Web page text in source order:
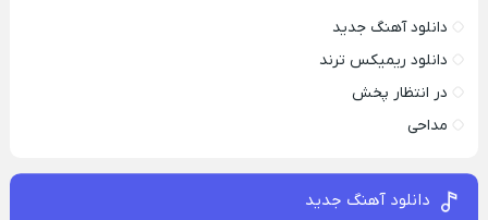
دانلود آهنگ جدید
دانلود ریمیکس ترند
در انتظار پخش
مداحی
دانلود آهنگ جدید